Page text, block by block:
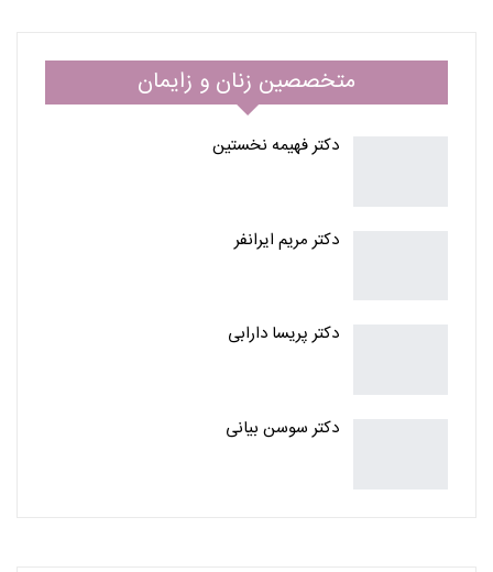
متخصصین زنان و زایمان
دکتر فهیمه نخستین
دکتر مریم ایرانفر
دکتر پریسا دارابی
دکتر سوسن بیانی